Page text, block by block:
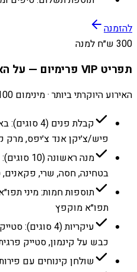
להזמנה
300 ש״ח למנה
תפריט VIP פרימיום — על האש בשרים מובחרים
האירוע היוקרתי ביותר · מינימום 100 מנות
קבלת פנים
פיש/צ׳יקן אנד צ׳יפס,
מנה
בטחינה, חסה, שרי, פקאנים,
תוספות חמות: מיני
תפו״א מוקפץ
עיקריות (4
כבש על קינמון, סטייק
שולחן קינוחים עם